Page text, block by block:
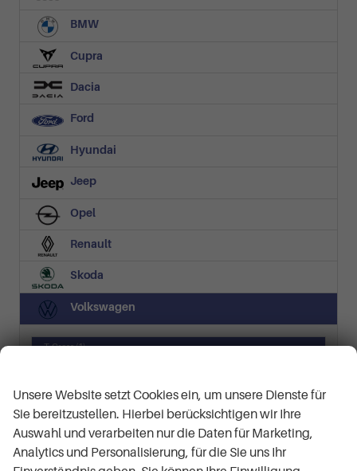
BMW
Cupra
Dacia
Ford
Hyundai
Jeep
Opel
Renault
Skoda
Volkswagen
T-Cross(1)
Unsere Website setzt Cookies ein, um unsere Dienste für
Sie bereitzustellen. Hierbei berücksichtigen wir Ihre
Auswahl und verarbeiten nur die Daten für Marketing,
Analytics und Personalisierung, für die Sie uns Ihr